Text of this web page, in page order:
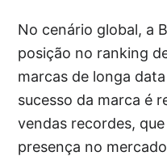
No cenário global, a
posição no ranking
marcas de longa
sucesso da marca é
vendas recordes,
presença no